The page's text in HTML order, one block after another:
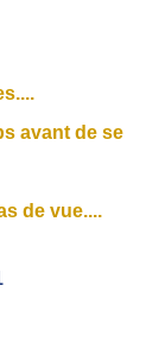
avant de se
de vue....